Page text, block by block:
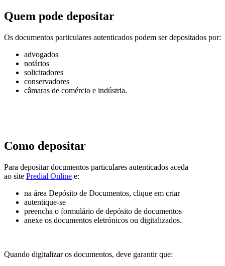
Quem pode depositar
Os documentos particulares autenticados podem ser depositados por:
advogados
notários
solicitadores
conservadores
câmaras de comércio e indústria.
Como depositar
Para depositar documentos particulares autenticados aceda
ao site Predial Online e:
na área Depósito de Documentos, clique em criar
autentique-se
preencha o formulário de depósito de documentos
anexe os documentos eletrónicos ou digitalizados.
Quando digitalizar os documentos, deve garantir que: